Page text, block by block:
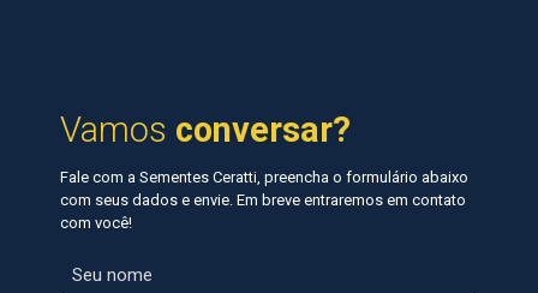
Vamos conversar?
Fale com a Sementes Ceratti, preencha o formulário abaixo
com seus dados e envie. Em breve entraremos em contato
com você!